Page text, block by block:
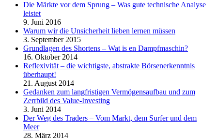
Die Märkte vor dem Sprung – Was gute technische Analyse
leistet
9. Juni 2016
Warum wir die Unsicherheit lieben lernen müssen
3. September 2015
Grundlagen des Shortens – Wat is en Dampfmaschin?
16. Oktober 2014
Reflexivität – die wichtigste, abstrakte Börsenerkenntnis
überhaupt!
21. August 2014
Gedanken zum langfristigen Vermögensaufbau und zum
Zerrbild des Value-Investing
3. Juni 2014
Der Weg des Traders – Vom Markt, dem Surfer und dem
Meer
28. März 2014